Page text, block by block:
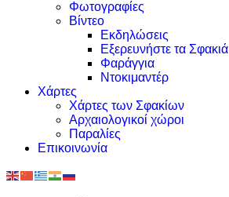
Φωτογραφίες
Βίντεο
Εκδηλώσεις
Εξερευνήστε τα Σφακιά
Φαράγγια
Ντοκιμαντέρ
Χάρτες
Χάρτες των Σφακίων
Αρχαιολογικοί χώροι
Παραλίες
Επικοινωνία